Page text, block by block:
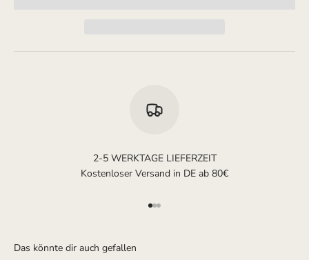
2-5 WERKTAGE LIEFERZEIT
Kostenloser Versand in DE ab 80€